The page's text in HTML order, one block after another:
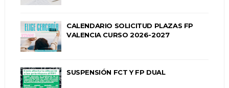
CALENDARIO SOLICITUD PLAZAS FP
VALENCIA CURSO 2026-2027
SUSPENSIÓN FCT Y FP DUAL